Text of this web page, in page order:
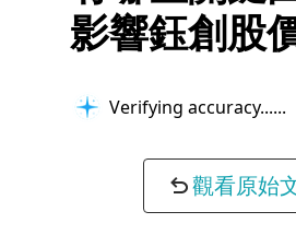
影響鈺創股
Verifying accuracy...
觀看原始